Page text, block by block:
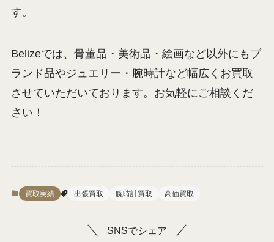
す。
Belizeでは、骨董品・美術品・絵画など以外にもブ
ランド品やジュエリー・腕時計など幅広くお買取
させていただいております。お気軽にご相談くだ
さい！
買取実績 出張買取 腕時計買取 高価買取
SNSでシェア